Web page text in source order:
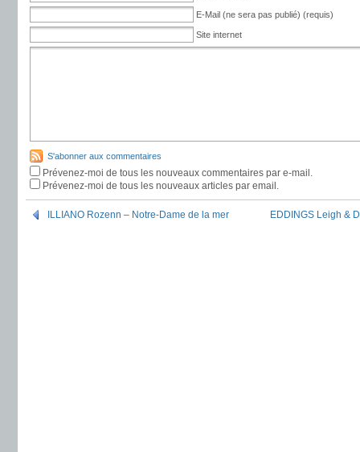
E-Mail (ne sera pas publié) (requis)
Site internet
S'abonner aux commentaires
Prévenez-moi de tous les nouveaux commentaires par e-mail.
Prévenez-moi de tous les nouveaux articles par email.
ILLIANO Rozenn – Notre-Dame de la mer EDDINGS Leigh &